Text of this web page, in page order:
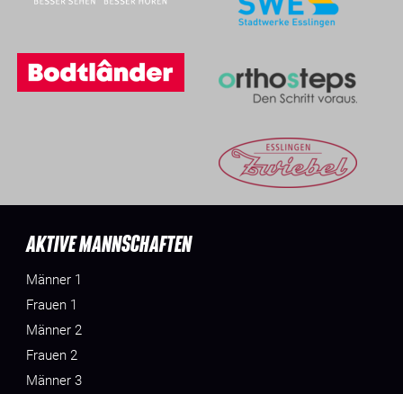
AKTIVE MANNSCHAFTEN
Männer 1
Frauen 1
Männer 2
Frauen 2
Männer 3